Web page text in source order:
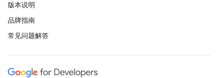
版本说明
品牌指南
常见问题解答